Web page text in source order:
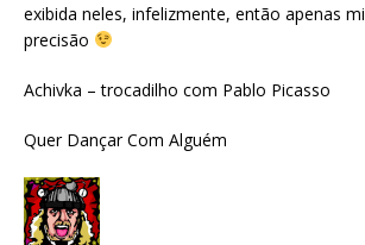
exibida neles, infelizmente, então apenas
precisão
Achivka – trocadilho com Pablo Picasso
Quer Dançar Com Alguém